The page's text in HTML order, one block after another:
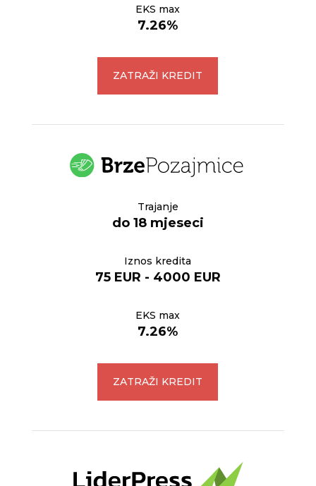
EKS max
7.26%
ZATRAŽI KREDIT
Trajanje
do 18 mjeseci
Iznos kredita
75 EUR - 4000 EUR
EKS max
7.26%
ZATRAŽI KREDIT